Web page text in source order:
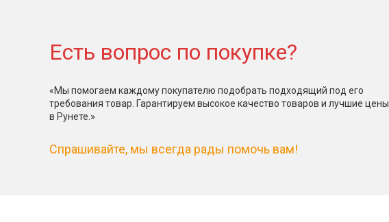
Есть вопрос по покупке?
«Мы помогаем каждому покупателю подобрать подходящий под его
требования товар. Гарантируем высокое качество товаров и лучшие цены
в Рунете.»
Спрашивайте, мы всегда рады помочь вам!